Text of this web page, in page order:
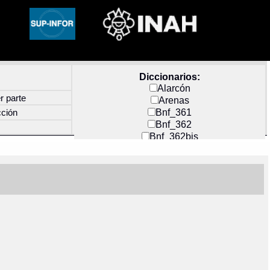
Diccionarios:
Alarcón
Arenas
Bnf_361
Bnf_362
Bnf_362bis
Docs_México
parte